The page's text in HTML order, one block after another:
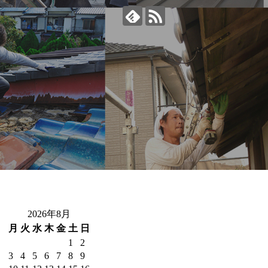
2026年8月
月 火 水 木 金 土 日
1
2
3
4 5 6 7 8
9